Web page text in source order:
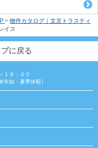
> 物件カタログ｜文京トラスティ
イス
に戻る
１８：００
年始・夏季休暇）